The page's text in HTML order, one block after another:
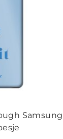
Samsung